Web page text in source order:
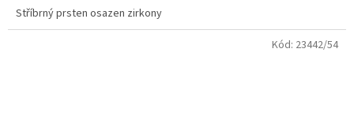
Stříbrný prsten osazen zirkony
Kód: 23442/54